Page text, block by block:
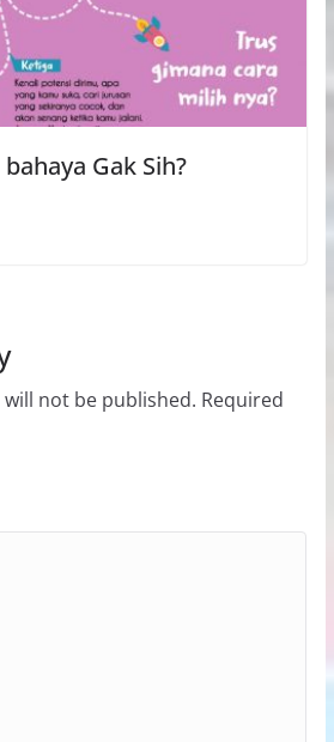
Gak Sih?
not be published. Required